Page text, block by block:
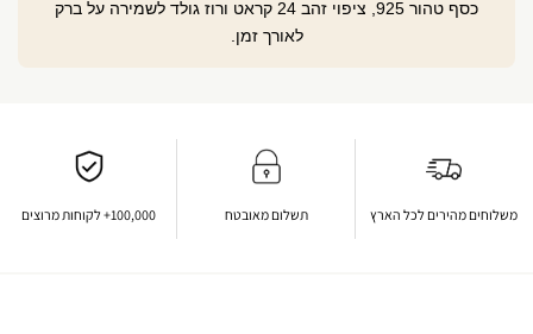
כסף טהור 925, ציפוי זהב 24 קראט ורוז גולד לשמירה על ברק
לאורך זמן.
משלוחים מהירים לכל הארץ תשלום מאובטח 100,000+ לקוחות מרוצים